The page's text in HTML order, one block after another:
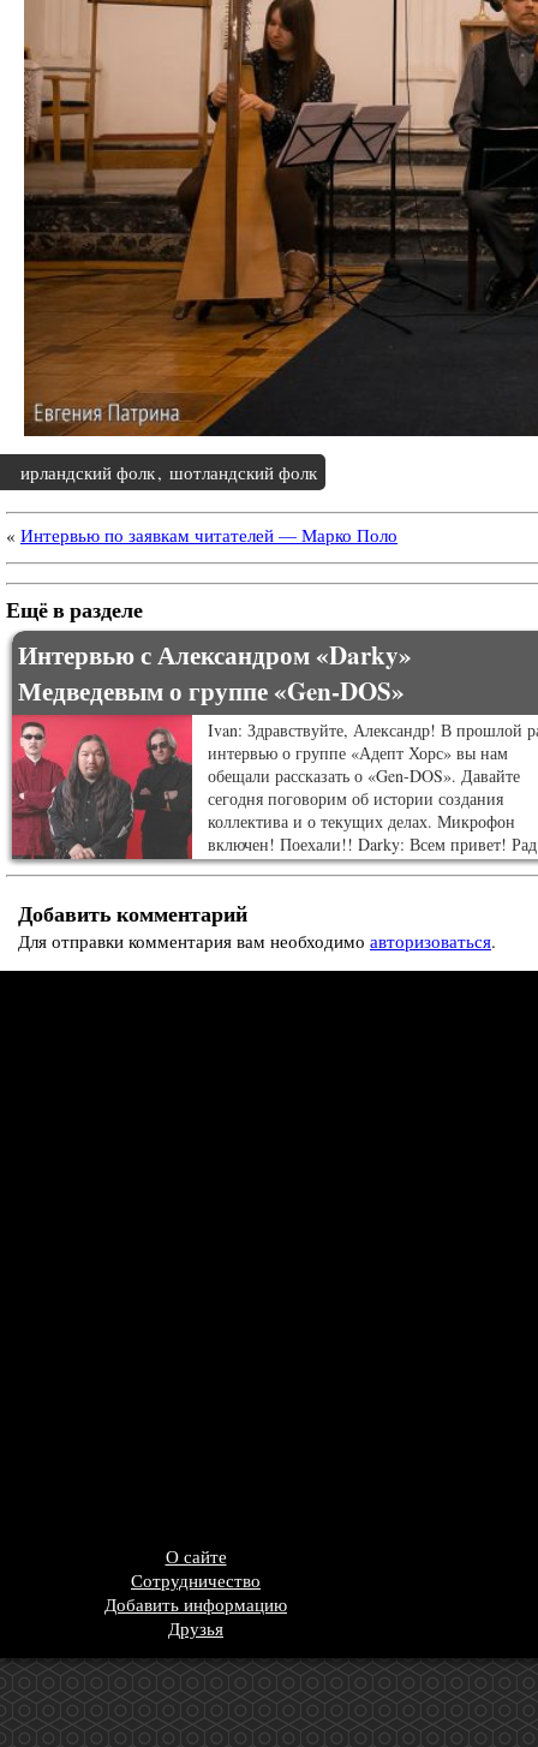
ирландский фолк, шотландский фолк
« Интервью по заявкам читателей — Марко Поло
Ещё в разделе
Интервью с Александром «Darky»
Медведевым о группе «Gen-DOS»
Ivan: Здравствуйте, Александр! В прошлой
интервью о группе «Адепт Хорс» вы нам
обещали рассказать о «Gen-DOS». Давайте
сегодня поговорим об истории создания
коллектива и о текущих делах. Микрофон
включен! Поехали!! Darky: Всем привет! Рад
новой встречи с вами, конечно, я с
Насколько я помню это не первое мое
[…]
Добавить комментарий
Для отправки комментария вам необходимо авторизоваться.
О сайте
Сотрудничество
Добавить информацию
Друзья